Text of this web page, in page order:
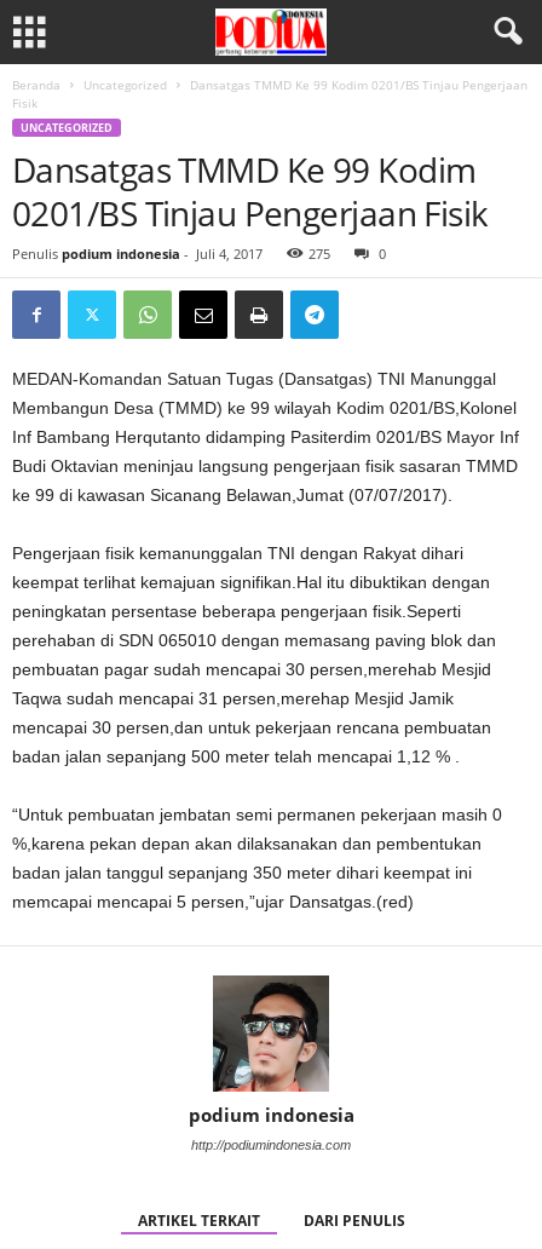
Beranda Uncategorized
Dansatgas TMMD Ke 99 Kodim 0201/BS Tinjau Pengerjaan
Fisik
UNCATEGORIZED
Dansatgas TMMD Ke 99 Kodim
0201/BS Tinjau Pengerjaan Fisik
Penulis podium indonesia - Juli 4, 2017 275 0
MEDAN-Komandan Satuan Tugas (Dansatgas) TNI Manunggal
Membangun Desa (TMMD) ke 99 wilayah Kodim 0201/BS,Kolonel
Inf Bambang Herqutanto didamping Pasiterdim 0201/BS Mayor Inf
Budi Oktavian meninjau langsung pengerjaan fisik sasaran TMMD
ke 99 di kawasan Sicanang Belawan,Jumat (07/07/2017).
Pengerjaan fisik kemanunggalan TNI dengan Rakyat dihari
keempat terlihat kemajuan signifikan.Hal itu dibuktikan dengan
peningkatan persentase beberapa pengerjaan fisik.Seperti
perehaban di SDN 065010 dengan memasang paving blok dan
pembuatan pagar sudah mencapai 30 persen,merehab Mesjid
Taqwa sudah mencapai 31 persen,merehap Mesjid Jamik
mencapai 30 persen,dan untuk pekerjaan rencana pembuatan
badan jalan sepanjang 500 meter telah mencapai 1,12 % .
“Untuk pembuatan jembatan semi permanen pekerjaan masih 0
%,karena pekan depan akan dilaksanakan dan pembentukan
badan jalan tanggul sepanjang 350 meter dihari keempat ini
memcapai mencapai 5 persen,”ujar Dansatgas.(red)
podium indonesia
http://podiumindonesia.com
ARTIKEL TERKAIT DARI PENULIS